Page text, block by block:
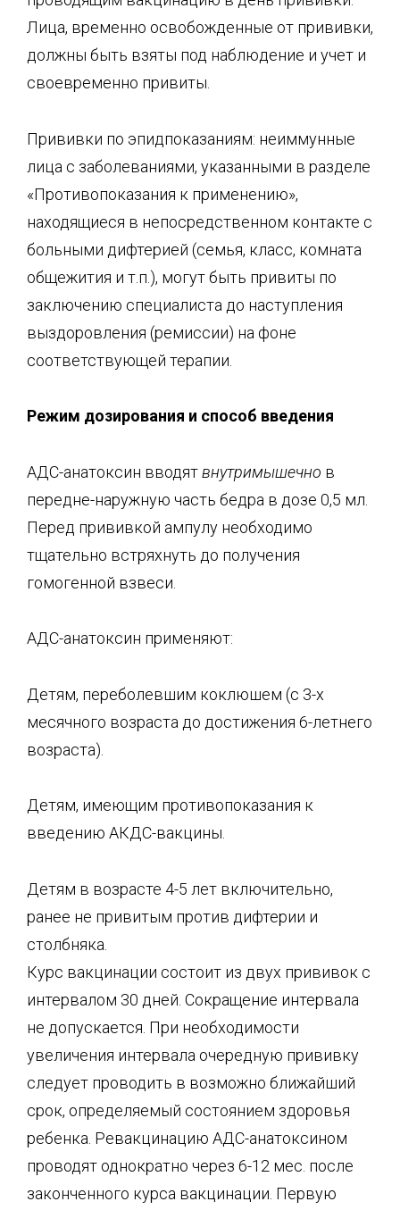
Лица, временно освобожденные от прививки,
должны быть взяты под наблюдение и учет и
своевременно привиты.
Прививки по эпидпоказаниям: неиммунные
лица с заболеваниями, указанными в разделе
«Противопоказания к применению»,
находящиеся в непосредственном контакте с
больными дифтерией (семья, класс, комната
общежития и т.п.), могут быть привиты по
заключению специалиста до наступления
выздоровления (ремиссии) на фоне
соответствующей терапии.
Режим дозирования и способ введения
АДС-анатоксин вводятвнутримышечно в
передне-наружную часть бедра в дозе 0,5 мл.
Перед прививкой ампулу необходимо
тщательно встряхнуть до получения
гомогенной взвеси.
АДС-анатоксин применяют:
Детям, переболевшим коклюшем (с 3-х
месячного возраста до достижения 6-летнего
возраста).
Детям, имеющим противопоказания к
введению АКДС-вакцины.
Детям в возрасте 4-5 лет включительно,
ранее не привитым против дифтерии и
столбняка.
Курс вакцинации состоит из двух прививок с
интервалом 30 дней. Сокращение интервала
не допускается. При необходимости
увеличения интервала очередную прививку
следует проводить в возможно ближайший
срок, определяемый состоянием здоровья
ребенка. Ревакцинацию АДС-анатоксином
проводят однократно через 6-12 мес. после
законченного курса вакцинации. Первую